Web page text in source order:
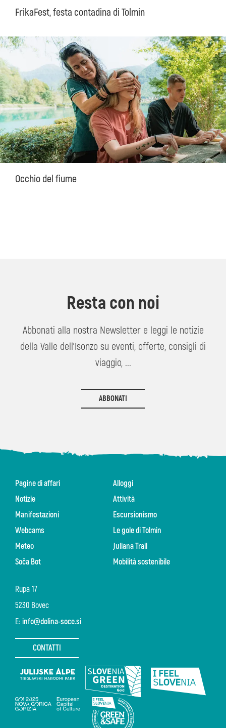
FrikaFest, festa contadina di Tolmin
Occhio del fiume
Resta con noi
Abbonati alla nostra Newsletter e leggi le notizie
della Valle dell'Isonzo su eventi, offerte, consigli di
viaggio, ...
ABBONATI
Rupa 17
5230 Bovec
E: info@dolina-soce.si
CONTATTI
Pagine di affari
Notizie
Manifestazioni
Webcams
Meteo
Soča Bot
Alloggi
Attività
Escursionismo
Le gole di Tolmin
Juliana Trail
Mobilità sostenibile